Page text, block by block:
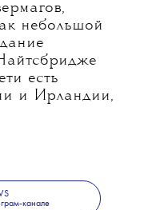
небольшой
есть
и Ирландии,
канале